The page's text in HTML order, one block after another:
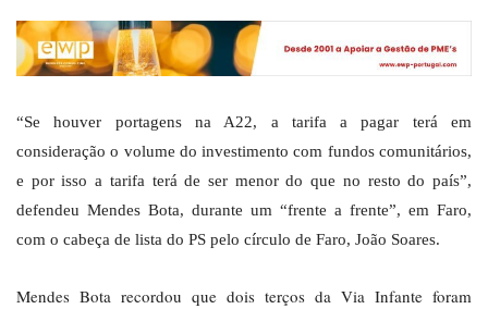
“Se houver portagens na A22, a tarifa a pagar terá em
consideração o volume do investimento com fundos comunitários,
e por isso a tarifa terá de ser menor do que no resto do país”,
defendeu Mendes Bota, durante um “frente a frente”, em Faro,
com o cabeça de lista do PS pelo círculo de Faro, João Soares.
Mendes Bota recordou que dois terços da Via Infante foram